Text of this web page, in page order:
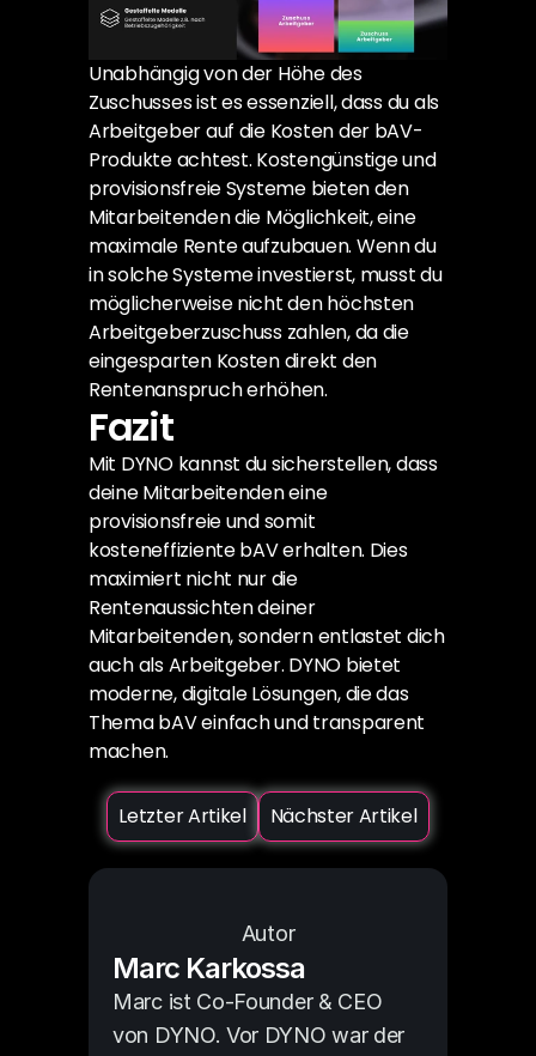
Unabhängig von der Höhe des
Zuschusses ist es essenziell, dass du als
Arbeitgeber auf die Kosten der bAV-
Produkte achtest. Kostengünstige und
provisionsfreie Systeme bieten den
Mitarbeitenden die Möglichkeit, eine
maximale Rente aufzubauen. Wenn du
in solche Systeme investierst, musst du
möglicherweise nicht den höchsten
Arbeitgeberzuschuss zahlen, da die
eingesparten Kosten direkt den
Rentenanspruch erhöhen.
Fazit
Mit DYNO kannst du sicherstellen, dass
deine Mitarbeitenden eine
provisionsfreie und somit
kosteneffiziente bAV erhalten. Dies
maximiert nicht nur die
Rentenaussichten deiner
Mitarbeitenden, sondern entlastet dich
auch als Arbeitgeber. DYNO bietet
moderne, digitale Lösungen, die das
Thema bAV einfach und transparent
machen.
Letzter Artikel Nächster Artikel
Autor
Marc Karkossa
Marc ist Co-Founder & CEO
von DYNO. Vor DYNO war der